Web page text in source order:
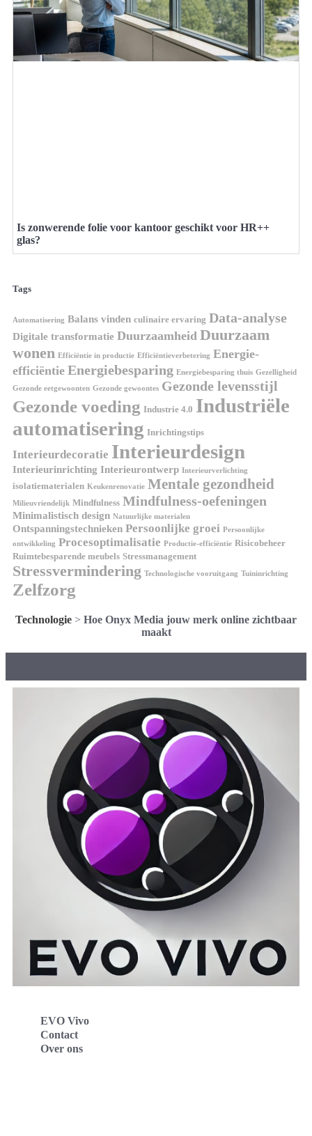
Is zonwerende folie voor kantoor geschikt voor HR++
glas?
Tags
Automatisering Balans vinden culinaire ervaring Data-analyse
Digitale transformatie Duurzaamheid Duurzaam
wonen Efficiëntie in productie Efficiëntieverbetering Energie-
efficiëntie Energiebesparing Energiebesparing thuis Gezelligheid
Gezonde eetgewoonten Gezonde gewoontes Gezonde levensstijl
Gezonde voeding Industrie 4.0 Industriële
automatisering Inrichtingstips
Interieurdecoratie Interieurdesign
Interieurinrichting Interieurontwerp Interieurverlichting
isolatiematerialen Keukenrenovatie Mentale gezondheid
Milieuvriendelijk Mindfulness Mindfulness-oefeningen
Minimalistisch design Natuurlijke materialen
Ontspanningstechnieken Persoonlijke groei Persoonlijke
ontwikkeling Procesoptimalisatie Productie-efficiëntie Risicobeheer
Ruimtebesparende meubels Stressmanagement
Stressvermindering Technologische vooruitgang Tuininrichting
Zelfzorg
Technologie > Hoe Onyx Media jouw merk online zichtbaar
maakt
EVO Vivo
Contact
Over ons